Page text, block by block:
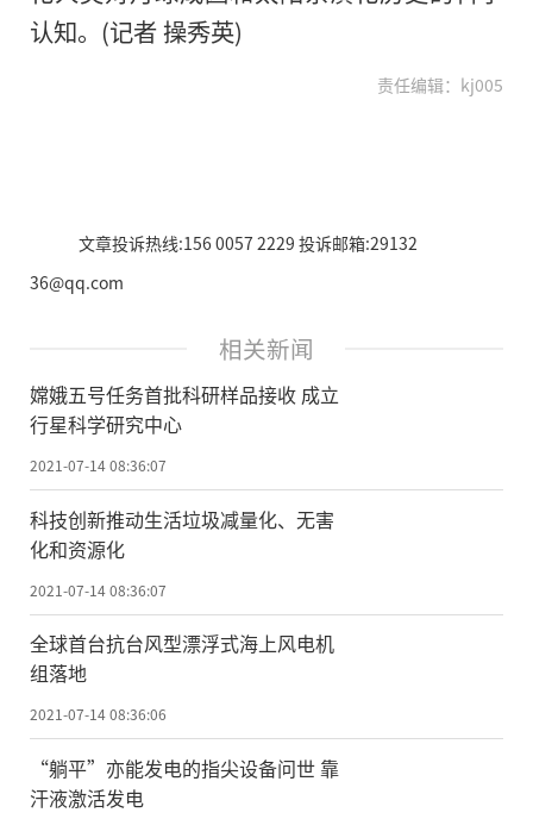
认知。(记者 操秀英)
责任编辑：kj005
文章投诉热线:156 0057 2229 投诉邮箱:29132
36@qq.com
相关新闻
嫦娥五号任务首批科研样品接收 成立
行星科学研究中心
2021-07-14 08:36:07
科技创新推动生活垃圾减量化、无害
化和资源化
2021-07-14 08:36:07
全球首台抗台风型漂浮式海上风电机
组落地
2021-07-14 08:36:06
“躺平”亦能发电的指尖设备问世 靠
汗液激活发电